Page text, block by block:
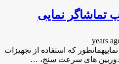
تماشاگر نمایی
که استفاده از تجهیزات
دوربین های سرعت سنج، …